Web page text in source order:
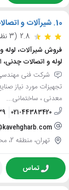
10. شیرآلات و
2.8 (3 نظر)
فروش شیرآلات، لوله و
لوله و اتصالات
شرکت فنی مهندسی
تجهیزات مورد نیاز
معدنی ، ساختمانی...
021-44383420
تهران، منطقه 2، محله شهرک آزمایش، تهرانسر، خیابان باشگاه نفت
تماس